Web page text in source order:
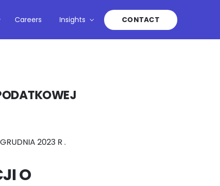
Careers Insights CONTACT
2023 R .
O